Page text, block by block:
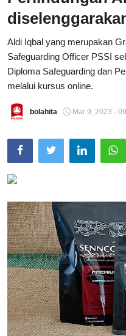
Total Sports
Contact
Pedoman Media Siber
Aldi Iqbal yang merupakan
Safeguarding Officer PSSI
Diploma Safeguarding dan
melalui kursus online.
bolahita Mar 9, 2023 -